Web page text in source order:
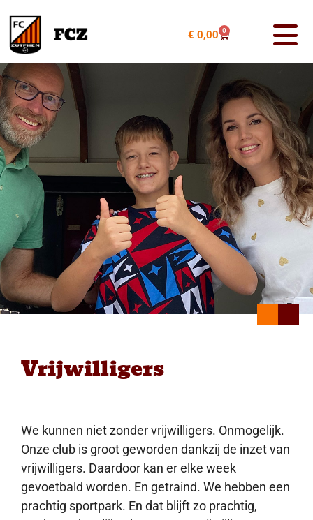
€ 0,00 0
Vrijwilligers
We kunnen niet zonder vrijwilligers. Onmogelijk.
Onze club is groot geworden dankzij de inzet van
vrijwilligers. Daardoor kan er elke week
gevoetbald worden. En getraind. We hebben een
prachtig sportpark. En dat blijft zo prachtig,